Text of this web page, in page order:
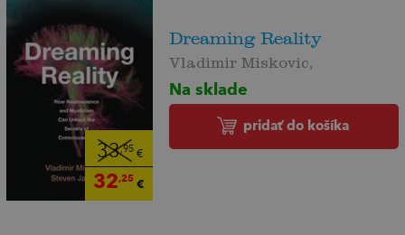
33,95€
32,25€
Dreaming Reality
Vladimir Miskovic,
Na sklade
pridať do košíka